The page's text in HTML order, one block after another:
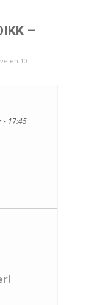
–
10
- 17:45